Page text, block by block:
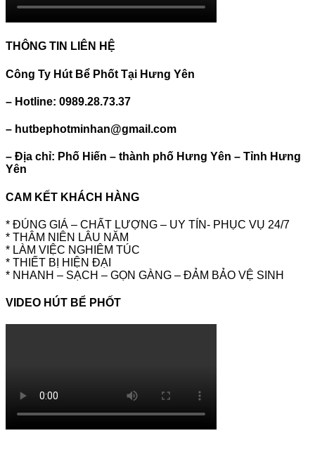
THÔNG TIN LIÊN HỆ
Công Ty Hút Bể Phốt Tại Hưng Yên
– Hotline: 0989.28.73.37
– hutbephotminhan@gmail.com
– Địa chỉ: Phố Hiến – thành phố Hưng Yên – Tỉnh Hưng
Yên
CAM KẾT KHÁCH HÀNG
* ĐÚNG GIÁ – CHẤT LƯỢNG – UY TÍN- PHỤC VỤ 24/7
* THÂM NIÊN LÂU NĂM
* LÀM VIỆC NGHIÊM TÚC
* THIẾT BỊ HIỆN ĐẠI
* NHANH – SẠCH – GỌN GÀNG – ĐẢM BẢO VỆ SINH
VIDEO HÚT BỂ PHỐT